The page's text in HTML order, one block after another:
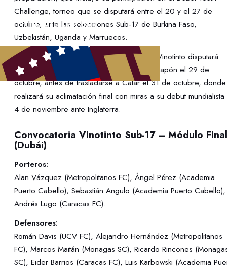
PROTECCIÓN DE LA INFANCIA
Challenge, torneo que se disputará entre el 20 y el 27 de
octubre, ante las selecciones Sub-17 de Burkina Faso,
Uzbekistán, Uganda y Marruecos.
Como parte del mismo plan de trabajo, la Vinotinto disputará
además un amistoso internacional frente a Japón el 29 de
octubre, antes de trasladarse a Catar el 31 de octubre, donde
realizará su aclimatación final con miras a su debut mundialista
4 de noviembre ante Inglaterra.
Convocatoria Vinotinto Sub-17 – Módulo Final
(Dubái)
Porteros:
Alan Vázquez (Metropolitanos FC), Ángel Pérez (Academia
Puerto Cabello), Sebastián Angulo (Academia Puerto Cabello),
Andrés Lugo (Caracas FC).
Defensores:
Román Davis (UCV FC), Alejandro Hernández (Metropolitanos
FC), Marcos Maitán (Monagas SC), Ricardo Rincones
SC), Eider Barrios (Caracas FC), Luis Karbowski (Academia